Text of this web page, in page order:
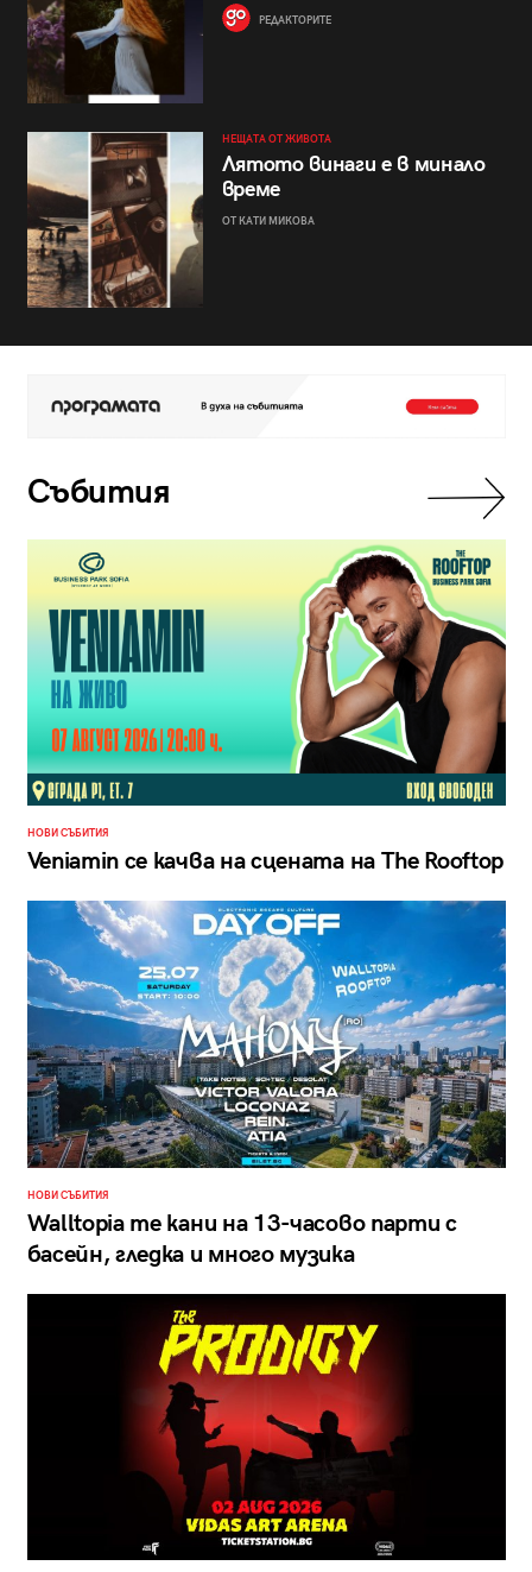
РЕДАКТОРИТЕ
НЕЩАТА ОТ ЖИВОТА
Лятото винаги е в минало
време
ОТ КАТИ МИКОВА
Събития
НОВИ СЪБИТИЯ
Veniamin се качва на сцената на The Rooftop
НОВИ СЪБИТИЯ
Walltopia те кани на 13-часово парти с
басейн, гледка и много музика